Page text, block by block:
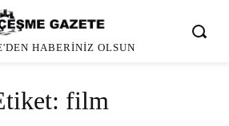
HABERINIZ OLSUN
film